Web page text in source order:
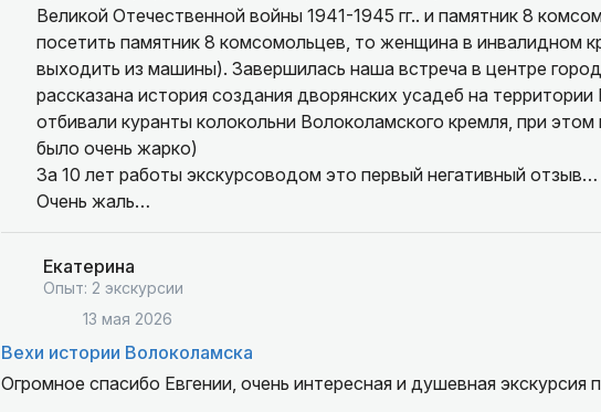
Великой Отечественной войны 1941-1945 гг.. и памятник 8
посетить памятник 8 комсомольцев, то женщина в инвалидном
выходить из машины). Завершилась наша встреча в центре
рассказана история создания дворянских усадеб на
отбивали куранты колокольни Волоколамского кремля, при
было очень жарко)
За 10 лет работы экскурсоводом это первый негативный отзыв…
Очень жаль…
Екатерина
Опыт: 2 экскурсии
13 мая 2026
Вехи истории Волоколамска
Огромное спасибо Евгении, очень интересная и душевная экскурсия